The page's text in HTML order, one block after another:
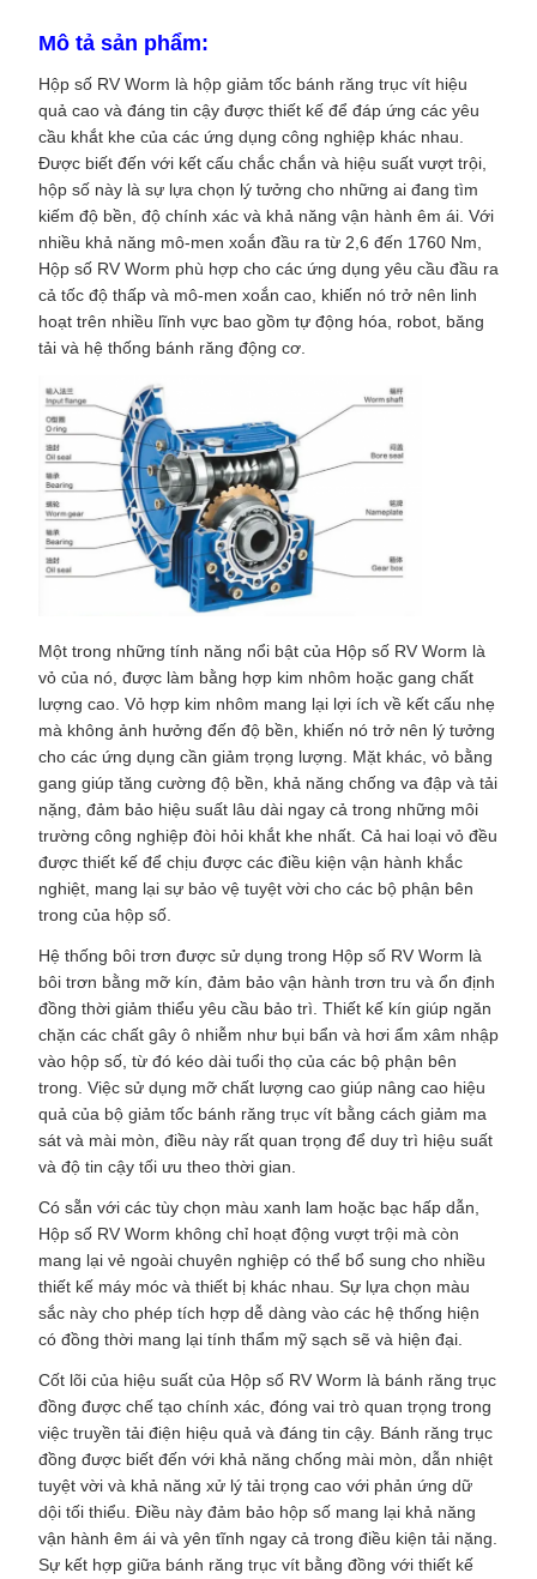
Mô tả sản phẩm:
Hộp số RV Worm là hộp giảm tốc bánh răng trục vít hiệu
quả cao và đáng tin cậy được thiết kế để đáp ứng các yêu
cầu khắt khe của các ứng dụng công nghiệp khác nhau.
Được biết đến với kết cấu chắc chắn và hiệu suất vượt trội,
hộp số này là sự lựa chọn lý tưởng cho những ai đang tìm
kiếm độ bền, độ chính xác và khả năng vận hành êm ái. Với
nhiều khả năng mô-men xoắn đầu ra từ 2,6 đến 1760 Nm,
Hộp số RV Worm phù hợp cho các ứng dụng yêu cầu đầu ra
cả tốc độ thấp và mô-men xoắn cao, khiến nó trở nên linh
hoạt trên nhiều lĩnh vực bao gồm tự động hóa, robot, băng
tải và hệ thống bánh răng động cơ.
Một trong những tính năng nổi bật của Hộp số RV Worm là
vỏ của nó, được làm bằng hợp kim nhôm hoặc gang chất
lượng cao. Vỏ hợp kim nhôm mang lại lợi ích về kết cấu nhẹ
mà không ảnh hưởng đến độ bền, khiến nó trở nên lý tưởng
cho các ứng dụng cần giảm trọng lượng. Mặt khác, vỏ bằng
gang giúp tăng cường độ bền, khả năng chống va đập và tải
nặng, đảm bảo hiệu suất lâu dài ngay cả trong những môi
trường công nghiệp đòi hỏi khắt khe nhất. Cả hai loại vỏ đều
được thiết kế để chịu được các điều kiện vận hành khắc
nghiệt, mang lại sự bảo vệ tuyệt vời cho các bộ phận bên
trong của hộp số.
Hệ thống bôi trơn được sử dụng trong Hộp số RV Worm là
bôi trơn bằng mỡ kín, đảm bảo vận hành trơn tru và ổn định
đồng thời giảm thiểu yêu cầu bảo trì. Thiết kế kín giúp ngăn
chặn các chất gây ô nhiễm như bụi bẩn và hơi ẩm xâm nhập
vào hộp số, từ đó kéo dài tuổi thọ của các bộ phận bên
trong. Việc sử dụng mỡ chất lượng cao giúp nâng cao hiệu
quả của bộ giảm tốc bánh răng trục vít bằng cách giảm ma
sát và mài mòn, điều này rất quan trọng để duy trì hiệu suất
và độ tin cậy tối ưu theo thời gian.
Có sẵn với các tùy chọn màu xanh lam hoặc bạc hấp dẫn,
Hộp số RV Worm không chỉ hoạt động vượt trội mà còn
mang lại vẻ ngoài chuyên nghiệp có thể bổ sung cho nhiều
thiết kế máy móc và thiết bị khác nhau. Sự lựa chọn màu
sắc này cho phép tích hợp dễ dàng vào các hệ thống hiện
có đồng thời mang lại tính thẩm mỹ sạch sẽ và hiện đại.
Cốt lõi của hiệu suất của Hộp số RV Worm là bánh răng trục
đồng được chế tạo chính xác, đóng vai trò quan trọng trong
việc truyền tải điện hiệu quả và đáng tin cậy. Bánh răng trục
đồng được biết đến với khả năng chống mài mòn, dẫn nhiệt
tuyệt vời và khả năng xử lý tải trọng cao với phản ứng dữ
dội tối thiểu. Điều này đảm bảo hộp số mang lại khả năng
vận hành êm ái và yên tĩnh ngay cả trong điều kiện tải nặng.
Sự kết hợp giữa bánh răng trục vít bằng đồng với thiết kế